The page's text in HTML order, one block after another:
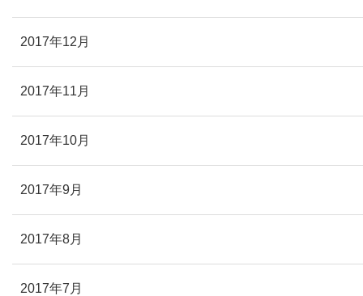
2017年12月
2017年11月
2017年10月
2017年9月
2017年8月
2017年7月